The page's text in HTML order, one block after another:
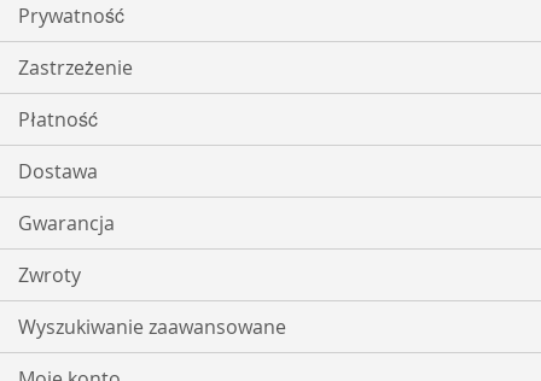
Prywatność
Zastrzeżenie
Płatność
Dostawa
Gwarancja
Zwroty
Wyszukiwanie zaawansowane